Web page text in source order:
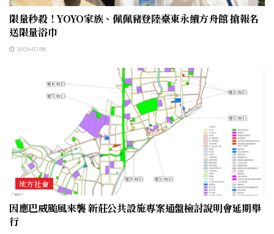
限量秒殺！YOYO家族、佩佩豬登陸臺東永續方舟館 搶報名
送限量浴巾
2026-07-08
地方社會
因應巴威颱風來襲 新莊公共設施專案通盤檢討說明會延期舉
行